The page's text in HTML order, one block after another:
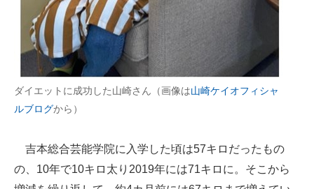
製造業のIT導入・活用を支援
モノづくり技術者専門サイト
エレクトロニクス専門サイト
電子設計の基本と応用
エネルギーの専門メディア
建設×テクノロジーの最前線
ダイエットに成功した山崎さん（画像は山崎ケイオフィシャ
ルブログから）
吉本総合芸能学院に入学した頃は57キロだったもの
の、10年で10キロ太り2019年には71キロに。そこから